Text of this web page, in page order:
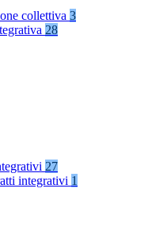
collettiva 3
28
27
integrativi 1